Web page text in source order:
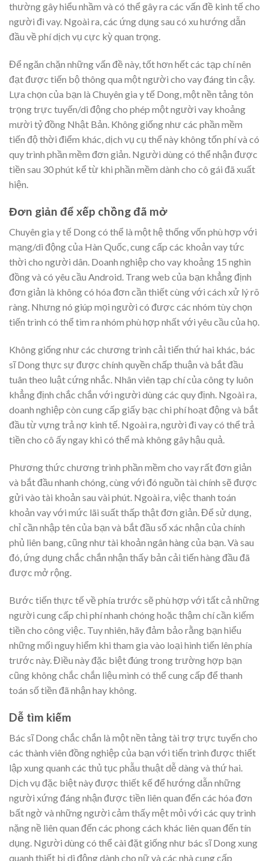
thường gây hiểu nhầm và có thể gây ra các vấn đề kinh tế cho
người đi vay. Ngoài ra, các ứng dụng sau có xu hướng dẫn
đầu về phí dịch vụ cực kỳ quan trọng.
Để ngăn chặn những vấn đề này, tốt hơn hết các tạp chí nên
đạt được tiến bộ thông qua một người cho vay đáng tin cậy.
Lựa chọn của bạn là Chuyên gia y tế Dong, một nền tảng tôn
trọng trực tuyến/di động cho phép một người vay khoảng
mười tỷ đồng Nhật Bản. Không giống như các phần mềm
tiến độ thời điểm khác, dịch vụ cụ thể này không tốn phí và có
quy trình phần mềm đơn giản. Người dùng có thể nhận được
tiền sau 30 phút kể từ khi phần mềm dành cho cô gái đã xuất
hiện.
Đơn giản để xếp chồng đã mở
Chuyên gia y tế Dong có thể là một hệ thống vốn phù hợp với
mạng/di động của Hàn Quốc, cung cấp các khoản vay tức
thời cho người dân. Doanh nghiệp cho vay khoảng 15 nghìn
đồng và có yêu cầu Android. Trang web của bạn khẳng định
đơn giản là không có hóa đơn cần thiết cùng với cách xử lý rõ
ràng. Nhưng nó giúp mọi người có được các nhóm tùy chọn
tiến trình có thể tìm ra nhóm phù hợp nhất với yêu cầu của họ.
Không giống như các chương trình cải tiến thứ hai khác, bác
sĩ Dong thực sự được chính quyền chấp thuận và bắt đầu
tuân theo luật cứng nhắc. Nhân viên tạp chí của công ty luôn
khẳng định chắc chắn với người dùng các quy định. Ngoài ra,
doanh nghiệp còn cung cấp giấy bạc chi phí hoạt động và bắt
đầu từ vựng trả nợ kinh tế. Ngoài ra, người đi vay có thể trả
tiền cho cô ấy ngay khi có thể mà không gây hậu quả.
Phương thức chương trình phần mềm cho vay rất đơn giản
và bắt đầu nhanh chóng, cùng với đó nguồn tài chính sẽ được
gửi vào tài khoản sau vài phút. Ngoài ra, việc thanh toán
khoản vay với mức lãi suất thấp thật đơn giản. Để sử dụng,
chỉ cần nhập tên của bạn và bắt đầu số xác nhận của chính
phủ liên bang, cũng như tài khoản ngân hàng của bạn. Và sau
đó, ứng dụng chắc chắn nhận thấy bản cải tiến hàng đầu đã
được mở rộng.
Bước tiến thực tế về phía trước sẽ phù hợp với tất cả những
người cung cấp chi phí nhanh chóng hoặc thậm chí cần kiếm
tiền cho công việc. Tuy nhiên, hãy đảm bảo rằng bạn hiểu
những mối nguy hiểm khi tham gia vào loại hình tiến lên phía
trước này. Điều này đặc biệt đúng trong trường hợp bạn
cũng không chắc chắn liệu mình có thể cung cấp để thanh
toán số tiền đã nhận hay không.
Dễ tìm kiếm
Bác sĩ Dong chắc chắn là một nền tảng tài trợ trực tuyến cho
các thành viên đồng nghiệp của bạn với tiến trình được thiết
lập xung quanh các thủ tục phẫu thuật dễ dàng và thứ hai.
Dịch vụ đặc biệt này được thiết kế để hướng dẫn những
người xứng đáng nhận được tiền liên quan đến các hóa đơn
bất ngờ và những người cảm thấy mệt mỏi với các quy trình
nặng nề liên quan đến các phong cách khác liên quan đến tín
dụng. Người dùng có thể cài đặt giống như bác sĩ Dong xung
quanh thiết bị di động dành cho nữ và các nhà cung cấp